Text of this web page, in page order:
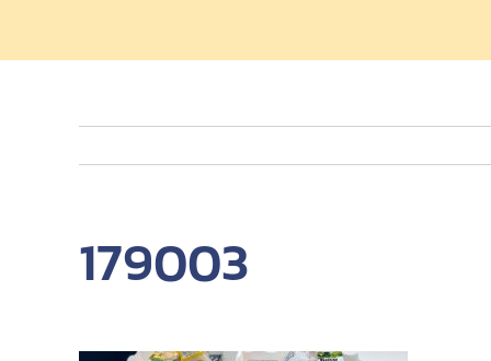
179003